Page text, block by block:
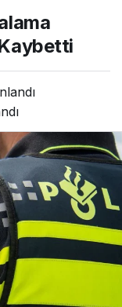
Kaybetti
Kaybetti